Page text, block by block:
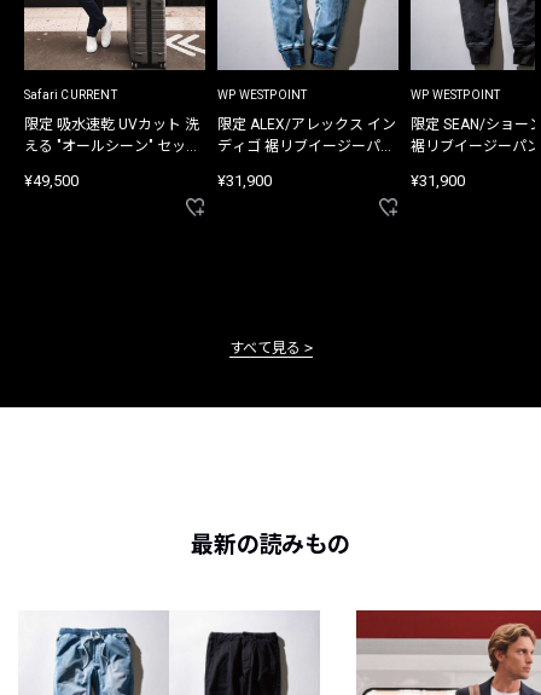
Safari CURRENT
限定 吸水速乾 UVカット 洗
える "オールシーン" セット
¥49,500
WP WESTPOINT
限定 ALEX/アレックス イン
ディゴ 裾リブイージーパン
¥31,900
WP WESTPOINT
限定 SEAN/ショー
裾リブイージーパ
¥31,900
すべて見る
最新の読みもの